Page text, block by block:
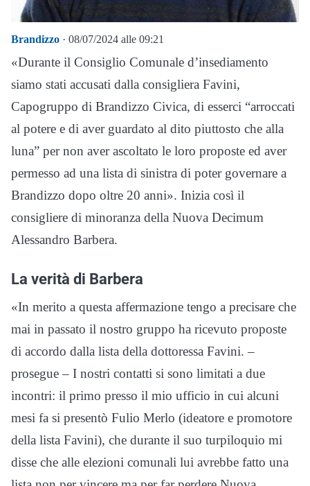
Brandizzo · 08/07/2024 alle 09:21
«Durante il Consiglio Comunale d’insediamento
siamo stati accusati dalla consigliera Favini,
Capogruppo di Brandizzo Civica, di esserci “arroccati
al potere e di aver guardato al dito piuttosto che alla
luna” per non aver ascoltato le loro proposte ed aver
permesso ad una lista di sinistra di poter governare a
Brandizzo dopo oltre 20 anni». Inizia così il
consigliere di minoranza della Nuova Decimum
Alessandro Barbera.
La verità di Barbera
«In merito a questa affermazione tengo a precisare che
mai in passato il nostro gruppo ha ricevuto proposte
di accordo dalla lista della dottoressa Favini. –
prosegue – I nostri contatti si sono limitati a due
incontri: il primo presso il mio ufficio in cui alcuni
mesi fa si presentò Fulio Merlo (ideatore e promotore
della lista Favini), che durante il suo turpiloquio mi
disse che alle elezioni comunali lui avrebbe fatto una